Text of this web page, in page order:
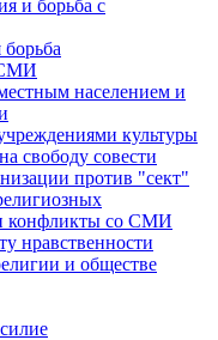
и борьба с
борьба
СМИ
населением и
культуры
свободу совести
против "сект"
конфликты со СМИ
нравственности
и обществе